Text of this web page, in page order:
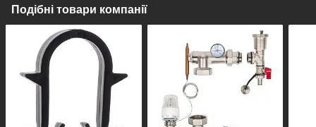
Подібні товари компанії